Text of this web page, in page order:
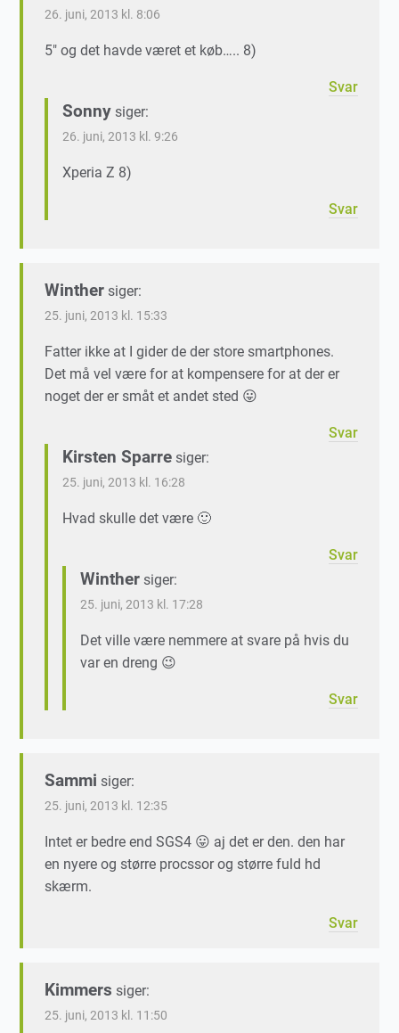
26. juni, 2013 kl. 8:06
5″ og det havde været et køb….. 8)
Svar
Sonny siger:
26. juni, 2013 kl. 9:26
Xperia Z 8)
Svar
Winther siger:
25. juni, 2013 kl. 15:33
Fatter ikke at I gider de der store smartphones.
Det må vel være for at kompensere for at der er
noget der er småt et andet sted 😛
Svar
Kirsten Sparre siger:
25. juni, 2013 kl. 16:28
Hvad skulle det være 🙂
Svar
Winther siger:
25. juni, 2013 kl. 17:28
Det ville være nemmere at svare på hvis du
var en dreng 😉
Svar
Sammi siger:
25. juni, 2013 kl. 12:35
Intet er bedre end SGS4 😛 aj det er den. den har
en nyere og større procssor og større fuld hd
skærm.
Svar
Kimmers siger:
25. juni, 2013 kl. 11:50